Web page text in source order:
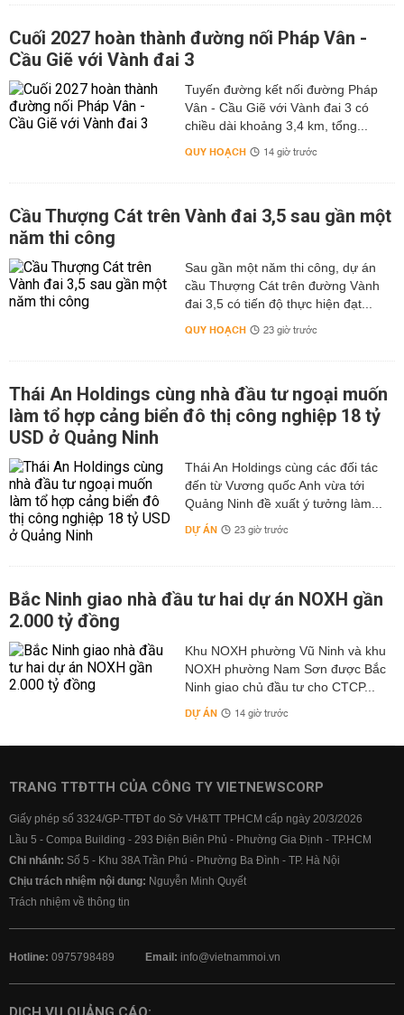
Cuối 2027 hoàn thành đường nối Pháp Vân -
Cầu Giẽ với Vành đai 3
Tuyến đường kết nối đường Pháp
Vân - Cầu Giẽ với Vành đai 3 có
chiều dài khoảng 3,4 km, tổng...
QUY HOẠCH 14 giờ trước
Cầu Thượng Cát trên Vành đai 3,5 sau gần một
năm thi công
Sau gần một năm thi công, dự án
cầu Thượng Cát trên đường Vành
đai 3,5 có tiến độ thực hiện đạt...
QUY HOẠCH 23 giờ trước
Thái An Holdings cùng nhà đầu tư ngoại muốn
làm tổ hợp cảng biển đô thị công nghiệp 18 tỷ
USD ở Quảng Ninh
Thái An Holdings cùng các đối tác
đến từ Vương quốc Anh vừa tới
Quảng Ninh đề xuất ý tưởng làm...
DỰ ÁN 23 giờ trước
Bắc Ninh giao nhà đầu tư hai dự án NOXH gần
2.000 tỷ đồng
Khu NOXH phường Vũ Ninh và khu
NOXH phường Nam Sơn được Bắc
Ninh giao chủ đầu tư cho CTCP...
DỰ ÁN 14 giờ trước
TRANG TTĐTTH CỦA CÔNG TY VIETNEWSCORP
Giấy phép số 3324/GP-TTĐT do Sở VH&TT TPHCM cấp ngày 20/3/2026
Lầu 5 - Compa Building - 293 Điện Biên Phủ - Phường Gia Định - TP.HCM
Chi nhánh: Số 5 - Khu 38A Trần Phú - Phường Ba Đình - TP. Hà Nội
Chịu trách nhiệm nội dung: Nguyễn Minh Quyết
Trách nhiệm về thông tin
Hotline: 0975798489 Email: info@vietnammoi.vn